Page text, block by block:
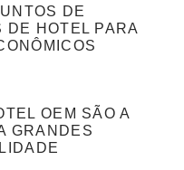
DE
DE HOTEL PARA
OEM SÃO A
GRANDES